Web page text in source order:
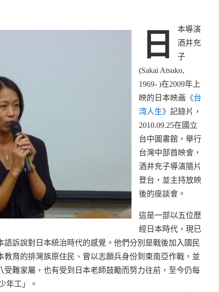
日
本導演
酒井充
子
(Sakai Atsuko,
1969- )在2009年上
映的日本映画 《台
湾人生》 記錄片，
2010.09.25在國立
台中圖書館，舉行
台灣中部首映會，
酒井充子導演隨片
登台，並主持放映
後的座談會。
這是一部以五位歷
經日本時代，現已
語訴說對日本統治時代的感覺。他們分別是戰後加入國民
教育的排灣族原住民、曾以志願兵身份到東南亞作戰，並
受難家屬，也有受到日本老師鼓勵而努力往前，至今仍每
年工」。